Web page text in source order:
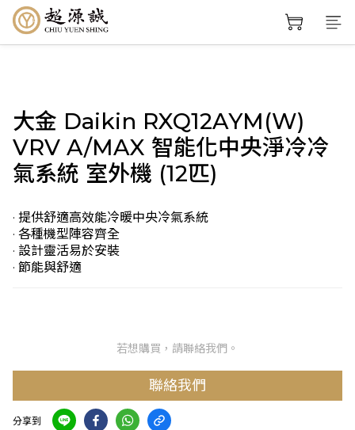
大金 Daikin RXQ12AYM(W)
VRV A/MAX 智能化中央淨冷冷
氣系統 室外機 (12匹)
· 提供舒適高效能冷暖中央冷氣系統
· 各種機型陣容齊全
· 設計靈活易於安裝
· 節能與舒適
若想購買，請聯絡我們。
聯絡我們
分享到